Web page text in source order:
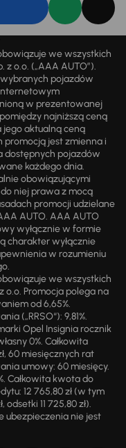
we wszystkich
o.o. („AAA AUTO”).
pojazdów
w prezentowanej
najniższą ceną
jego aktualną ceną
promocją jest zmienna i
dostępnych pojazdów
każdego dnia.
obowiązującymi
niej prawa z mocą
promocji udzielane
AUTO. AAA AUTO
wyłącznie w formie
charakter wyłącznie
w rozumieniu
we wszystkich
o.o. Promocja polega na
od 6,65%.
(„RRSO“): 9,81%.
Opel Insignia rocznik
0%. Całkowita
60 miesięcznych rat
umowy: 60 miesięcy.
Całkowita kwota do
12 765,80 zł (w tym
11 725,80 zł).
ubezpieczenia nie jest